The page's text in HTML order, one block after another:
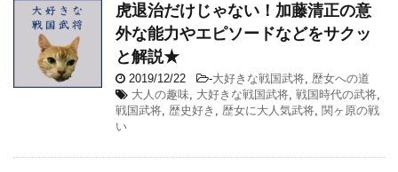
虎退治だけじゃない！加藤清正の意
外な能力やエピソードなどをサクッ
と解説★
2019/12/22 -大好きな戦国武将 歴女への道
大人の趣味
大好きな戦国武将 戦国時代の武将
戦国武将 歴史好き 歴女に大人気武将 関ヶ原の戦
い